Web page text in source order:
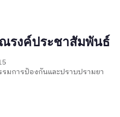
รงค์ประชาสัมพันธ์
มการป้องกันและปราบปรามยา